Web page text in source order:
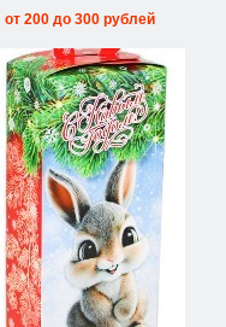
от 200 до 300 рублей